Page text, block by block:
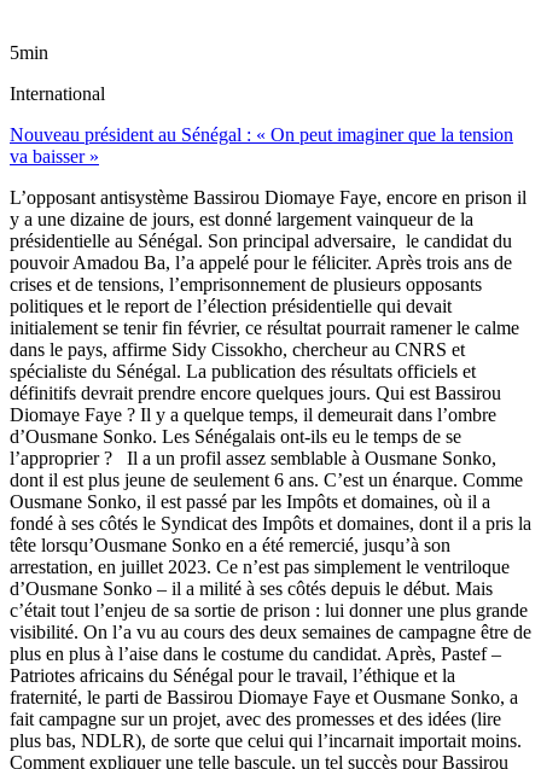
5min
International
Nouveau président au Sénégal : « On peut imaginer que la tension
va baisser »
L’opposant antisystème Bassirou Diomaye Faye, encore en prison il
y a une dizaine de jours, est donné largement vainqueur de la
présidentielle au Sénégal. Son principal adversaire, le candidat du
pouvoir Amadou Ba, l’a appelé pour le féliciter. Après trois ans de
crises et de tensions, l’emprisonnement de plusieurs opposants
politiques et le report de l’élection présidentielle qui devait
initialement se tenir fin février, ce résultat pourrait ramener le calme
dans le pays, affirme Sidy Cissokho, chercheur au CNRS et
spécialiste du Sénégal. La publication des résultats officiels et
définitifs devrait prendre encore quelques jours. Qui est Bassirou
Diomaye Faye ? Il y a quelque temps, il demeurait dans l’ombre
d’Ousmane Sonko. Les Sénégalais ont-ils eu le temps de se
l’approprier ? Il a un profil assez semblable à Ousmane Sonko,
dont il est plus jeune de seulement 6 ans. C’est un énarque. Comme
Ousmane Sonko, il est passé par les Impôts et domaines, où il a
fondé à ses côtés le Syndicat des Impôts et domaines, dont il a pris la
tête lorsqu’Ousmane Sonko en a été remercié, jusqu’à son
arrestation, en juillet 2023. Ce n’est pas simplement le ventriloque
d’Ousmane Sonko – il a milité à ses côtés depuis le début. Mais
c’était tout l’enjeu de sa sortie de prison : lui donner une plus grande
visibilité. On l’a vu au cours des deux semaines de campagne être de
plus en plus à l’aise dans le costume du candidat. Après, Pastef –
Patriotes africains du Sénégal pour le travail, l’éthique et la
fraternité, le parti de Bassirou Diomaye Faye et Ousmane Sonko, a
fait campagne sur un projet, avec des promesses et des idées (lire
plus bas, NDLR), de sorte que celui qui l’incarnait importait moins.
Comment expliquer une telle bascule, un tel succès pour Bassirou